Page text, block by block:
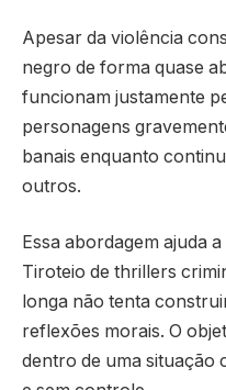
Apesar da violência
negro de forma quase
funcionam justamente
personagens
banais enquanto
outros.
Essa abordagem ajuda
Tiroteio de thrillers
longa não tenta
reflexões morais. O
dentro de uma situação